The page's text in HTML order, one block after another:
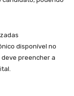
disponível no
deve preencher a